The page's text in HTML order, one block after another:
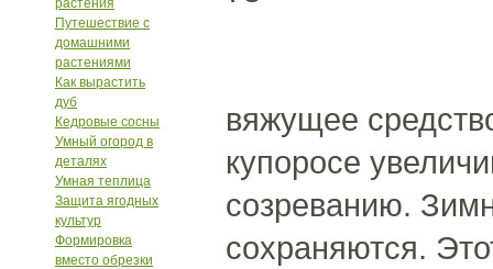
растения
Путешествие с
домашними
растениями
Как вырастить
дуб
Кедровые сосны
Умный огород в
деталях
Умная теплица
Защита ягодных
культур
Формировка
вместо обрезки
вяжущее
купоросе
созреванию.
сохраняются.